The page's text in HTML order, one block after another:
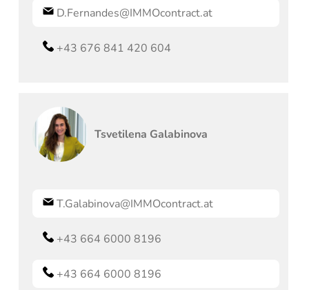
D.Fernandes@IMMOcontract.at
+43 676 841 420 604
Tsvetilena Galabinova
T.Galabinova@IMMOcontract.at
+43 664 6000 8196
+43 664 6000 8196